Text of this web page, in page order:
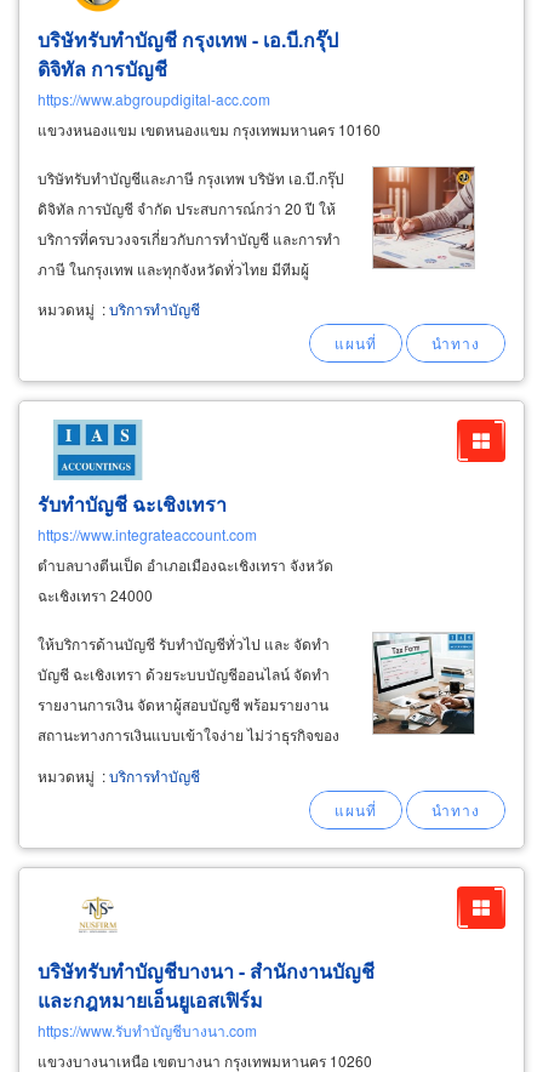
บริษัทรับทำบัญชี กรุงเทพ - เอ.บี.กรุ๊ป
ดิจิทัล การบัญชี
https://www.abgroupdigital-acc.com
แขวงหนองแขม เขตหนองแขม กรุงเทพมหานคร 10160
บริษัทรับทำบัญชีและภาษี กรุงเทพ บริษัท เอ.บี.กรุ๊ป
ดิจิทัล การบัญชี จำกัด ประสบการณ์กว่า 20 ปี ให้
บริการที่ครบวงจรเกี่ยวกับการทำบัญชี และการทำ
ภาษี ในกรุงเทพ และทุกจังหวัดทั่วไทย มีทีมผู้
เชี่ยวชาญด้านการทำบัญชีและภาษี พร้อมให้
มาตรฐานกำหนด เหมาะสำหรับผู้ประกอบการธุรกิจ
ทุกประเภท
หมวดหมู่ :บริการทำบัญชี
รับทำบัญชี ฉะเชิงเทรา
https://www.integrateaccount.com
ตำบลบางตีนเป็ด อำเภอเมืองฉะเชิงเทรา จังหวัด
ฉะเชิงเทรา 24000
ให้บริการด้านบัญชี รับทำบัญชีทั่วไป และ จัดทำ
บัญชี ฉะเชิงเทรา ด้วยระบบบัญชีออนไลน์ จัดทำ
รายงานการเงิน จัดหาผู้สอบบัญชี พร้อมรายงาน
สถานะทางการเงินแบบเข้าใจง่าย ไม่ว่าธุรกิจของ
ท่านจะขนาดเล็ก กลางหรือใหญ่ ธุรกิจ smes ข้อมูล
ทางบัญชีที่เราจัดทำและรายงาน จะช่วยให้ท่าน
ตัดสินใจการทำธุรกิจได้ชัดเจนและแม่นยำขึ้น
หมวดหมู่ :บริการทำบัญชี
บริษัทรับทำบัญชีบางนา - สำนักงานบัญชี
และกฎหมายเอ็นยูเอสเฟิร์ม
https://www.รับทำบัญชีบางนา.com
แขวงบางนาเหนือ เขตบางนา กรุงเทพมหานคร 10260